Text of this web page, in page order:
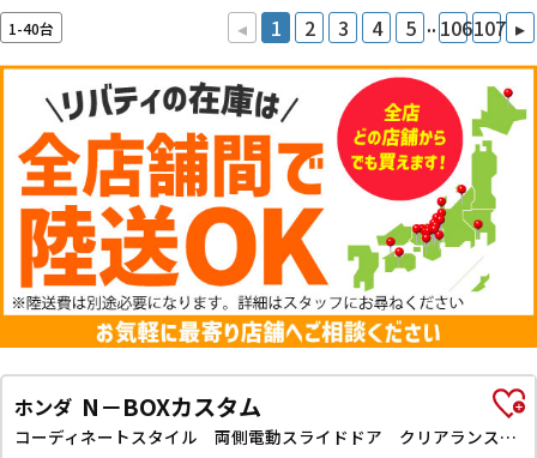
1-40台 ◂ 1 2 3 4 5 .. 106107 ▸
ホンダ N－BOXカスタム
コーディネートスタイル 両側電動スライドドア クリアランスソナー オートクルーズコントロール レーンアシスト オートライト スマートキー アイドリングストップ 電動格納ミラー ベンチシート CVT ESC